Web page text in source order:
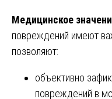
Медицинское
повреждений имеют
позволяют:
объективно
повреждений в